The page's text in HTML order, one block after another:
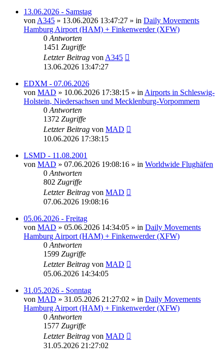
13.06.2026 - Samstag
von A345 » 13.06.2026 13:47:27 » in Daily Movements
Hamburg Airport (HAM) + Finkenwerder (XFW)
0 Antworten
1451 Zugriffe
Letzter Beitrag von A345
13.06.2026 13:47:27
EDXM - 07.06.2026
von MAD » 10.06.2026 17:38:15 » in Airports in Schleswig-
Holstein, Niedersachsen und Mecklenburg-Vorpommern
0 Antworten
1372 Zugriffe
Letzter Beitrag von MAD
10.06.2026 17:38:15
LSMD - 11.08.2001
von MAD » 07.06.2026 19:08:16 » in Worldwide Flughäfen
0 Antworten
802 Zugriffe
Letzter Beitrag von MAD
07.06.2026 19:08:16
05.06.2026 - Freitag
von MAD » 05.06.2026 14:34:05 » in Daily Movements
Hamburg Airport (HAM) + Finkenwerder (XFW)
0 Antworten
1599 Zugriffe
Letzter Beitrag von MAD
05.06.2026 14:34:05
31.05.2026 - Sonntag
von MAD » 31.05.2026 21:27:02 » in Daily Movements
Hamburg Airport (HAM) + Finkenwerder (XFW)
0 Antworten
1577 Zugriffe
Letzter Beitrag von MAD
31.05.2026 21:27:02